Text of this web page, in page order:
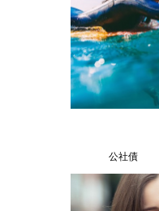
公社債